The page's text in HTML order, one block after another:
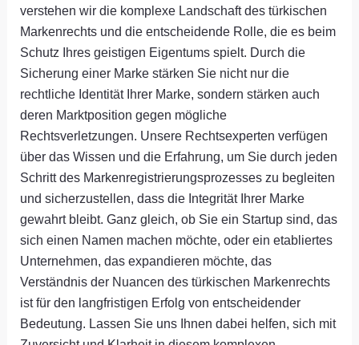
verstehen wir die komplexe Landschaft des türkischen
Markenrechts und die entscheidende Rolle, die es beim
Schutz Ihres geistigen Eigentums spielt. Durch die
Sicherung einer Marke stärken Sie nicht nur die
rechtliche Identität Ihrer Marke, sondern stärken auch
deren Marktposition gegen mögliche
Rechtsverletzungen. Unsere Rechtsexperten verfügen
über das Wissen und die Erfahrung, um Sie durch jeden
Schritt des Markenregistrierungsprozesses zu begleiten
und sicherzustellen, dass die Integrität Ihrer Marke
gewahrt bleibt. Ganz gleich, ob Sie ein Startup sind, das
sich einen Namen machen möchte, oder ein etabliertes
Unternehmen, das expandieren möchte, das
Verständnis der Nuancen des türkischen Markenrechts
ist für den langfristigen Erfolg von entscheidender
Bedeutung. Lassen Sie uns Ihnen dabei helfen, sich mit